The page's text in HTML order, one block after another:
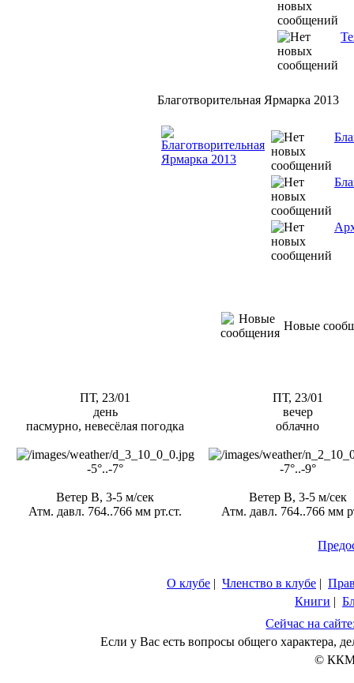
Благотворительная Ярмарка 2013
Новые
ПТ, 23/01
день
пасмурно, невесёлая погодка
-5°..-7°
Ветер В, 3-5 м/сек
Атм. давл. 764..766 мм рт.ст.
ПТ, 23/01
вечер
облачно
-7°..-9°
Ветер В, 3-5 м/сек
Атм. давл. 764..766 мм
О клубе | Членство в клубе |
Книги |
Сейчас на
Если у Вас есть вопросы общего характера,
© ККМ